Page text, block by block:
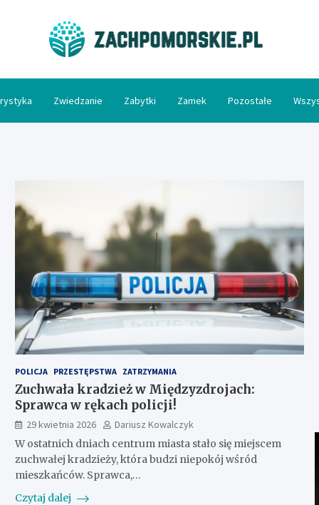
Zwiedzanie Zabytki Zamek Pozostałe
POLICJA PRZESTĘPSTWA ZATRZYMANIA
Zuchwała kradzież w Międzyzdrojach:
Sprawca w rękach policji!
29 kwietnia 2026
Dariusz Kowalczyk
W ostatnich dniach centrum miasta stało się miejscem
zuchwałej kradzieży, która budzi niepokój wśród
mieszkańców. Sprawca,…
Czytaj dalej